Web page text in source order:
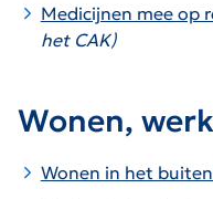
Medicijnen mee op
het CAK)
Wonen,
Wonen in het